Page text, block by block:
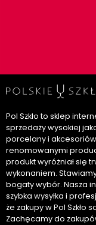
Pol Szkło to sklep
sprzedaży wysokiej
porcelany i
renomowanymi
produkt wyróżniał się
wykonaniem.
bogaty wybór. Nasza
szybka wysyłka i
że zakupy w Pol Szkło
Zachęcamy do